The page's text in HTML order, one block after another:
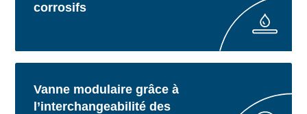
corrosifs
Vanne modulaire grâce à
l’interchangeabilité des